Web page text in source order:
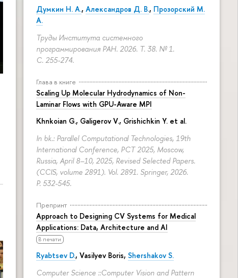
Думкин Н. А., Александров Д. В., Прозорский М.
А.
Труды Института системного
программирования РАН. 2026. Т. 38. № 1.
С. 255-274.
Глава в книге
Scaling Up Molecular Hydrodynamics of Non-
Laminar Flows with GPU-Aware MPI
Khnkoian G., Galigerov V., Grishichkin Y. et al.
In bk.: Parallel Computational Technologies, 19th
International Conference, PCT 2025, Moscow,
Russia, April 8–10, 2025, Revised Selected Papers.
(CCIS, volume 2891). Vol. 2891. Springer, 2026.
P. 532-545.
Препринт
Approach to Designing CV Systems for Medical
Applications: Data, Architecture and AI
В печати
Ryabtsev D., Vasilyev Boris, Shershakov S.
Computer Science ::Computer Vision and Pattern